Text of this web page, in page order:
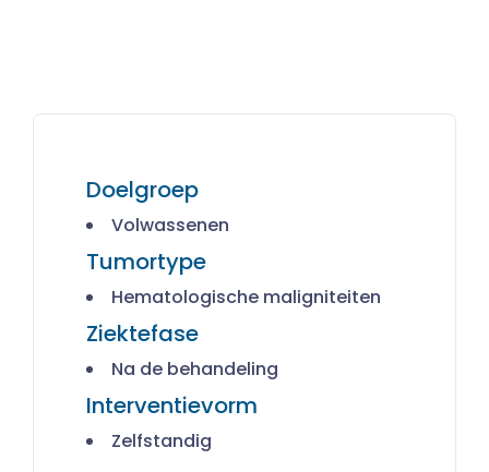
Doelgroep
Volwassenen
Tumortype
Hematologische maligniteiten
Ziektefase
Na de behandeling
Interventievorm
Zelfstandig